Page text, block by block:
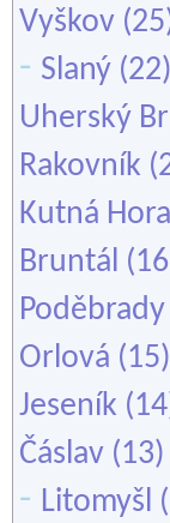
Vyškov
- Slaný (22)
Uherský
Rakovník
Kutná Hora
Bruntál
Poděbrady
Orlová (15)
Jeseník
Čáslav (13)
- Litomyšl